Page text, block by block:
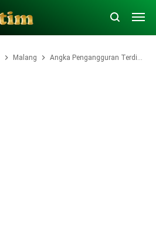
Malang Angka Pengangguran Terdidik Tinggi Menjadi PR Pemkot Malang